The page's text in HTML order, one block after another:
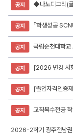
리
스
-
번
호,
제
목,
작
자,
록
일,
조
회,
공지 ◆나노디그리(글
공지 『학생성공
공지 국립순천대학교
공지 [2026 변경 사항 추가]
공지 [졸업자격인증
공지 교직복수전공